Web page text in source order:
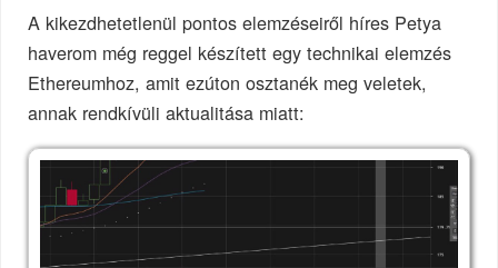
A kikezdhetetlenül pontos elemzéseiről híres Petya
haverom még reggel készített egy technikai elemzés
Ethereumhoz, amit ezúton osztanék meg veletek,
annak rendkívüli aktualitása miatt: